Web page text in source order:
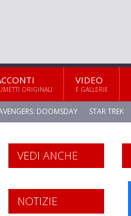
ORIGINALI
VIDEO
E GALLERIE
DOOMSDAY STAR TREK
VEDI ANCHE
NOTIZIE